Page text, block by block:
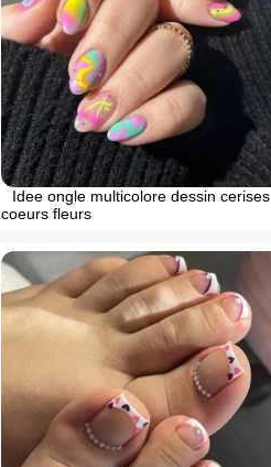
Idee ongle multicolore dessin cerises
coeurs fleurs